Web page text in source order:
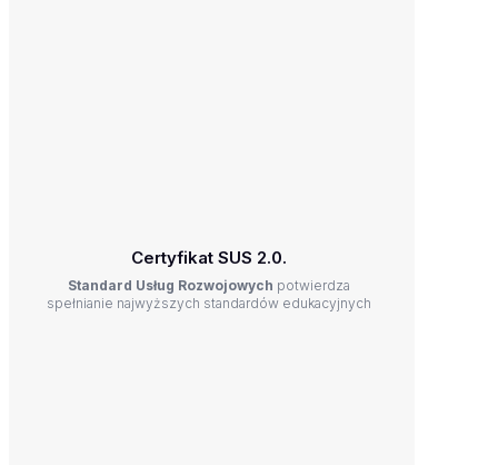
Certyfikat SUS 2.0.
Standard Usług Rozwojowych potwierdza
spełnianie najwyższych standardów edukacyjnych